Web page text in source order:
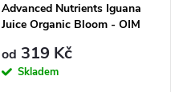
Advanced Nutrients Iguana
Juice Organic Bloom - OIM
od 319 Kč
Skladem